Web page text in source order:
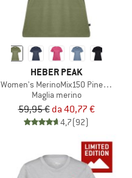
HEBER PEAK
Women's MerinoMix150
Maglia merino
59,95 € da 40,77 €
4,7(92)